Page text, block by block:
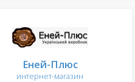
Еней-Плюс
интернет-магазин